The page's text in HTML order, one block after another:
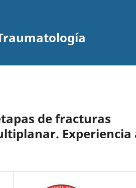
de fracturas
Experiencia